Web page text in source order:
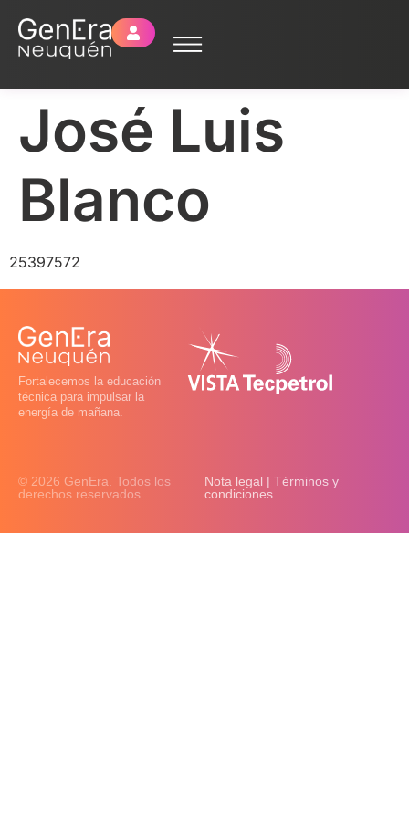
José Luis
Blanco
25397572
Fortalecemos la educación
técnica para impulsar la
energía de mañana.
© 2026 GenEra. Todos los
derechos reservados.
Nota legal | Términos y
condiciones.